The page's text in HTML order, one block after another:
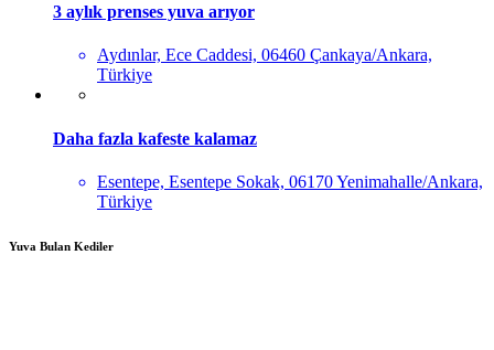
3 aylık prenses yuva arıyor
Aydınlar, Ece Caddesi, 06460 Çankaya/Ankara,
Türkiye
Daha fazla kafeste kalamaz
Esentepe, Esentepe Sokak, 06170 Yenimahalle/Ankara,
Türkiye
Yuva Bulan Kediler